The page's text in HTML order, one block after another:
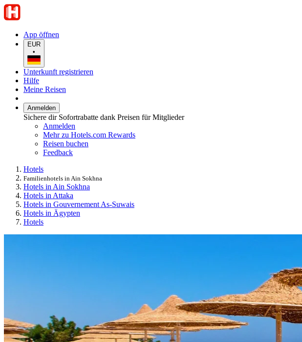
App öffnen
EUR
•
Unterkunft registrieren
Hilfe
Meine Reisen
Anmelden
Sichere dir Sofortrabatte dank Preisen für Mitglieder
Anmelden
Mehr zu Hotels.com Rewards
Reisen buchen
Feedback
Hotels
Familienhotels in Ain Sokhna
Hotels in Ain Sokhna
Hotels in Attaka
Hotels in Gouvernement As-Suwais
Hotels in Ägypten
Hotels